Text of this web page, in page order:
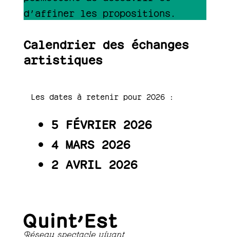
d’affiner les propositions.
Calendrier des échanges
artistiques
Les dates à retenir pour 2026 :
5 FÉVRIER 2026
4 MARS 2026
2 AVRIL 2026